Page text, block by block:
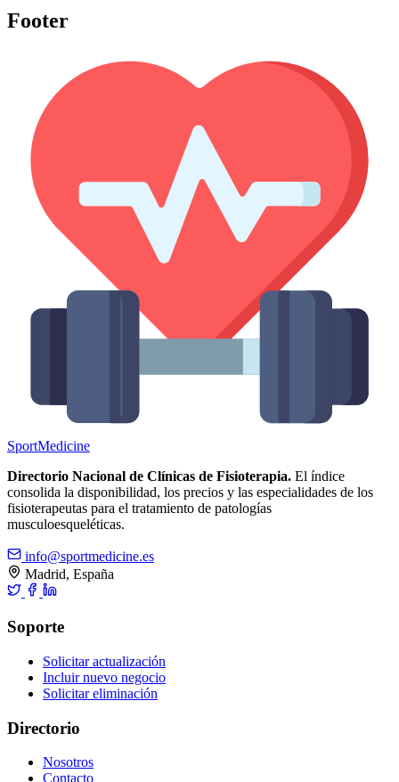
Footer
SportMedicine
Directorio Nacional de Clínicas de Fisioterapia. El índice
consolida la disponibilidad, los precios y las especialidades de los
fisioterapeutas para el tratamiento de patologías
musculoesqueléticas.
info@sportmedicine.es
Madrid, España
Soporte
Solicitar actualización
Incluir nuevo negocio
Solicitar eliminación
Directorio
Nosotros
Contacto